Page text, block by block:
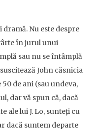
Nu este despre
în jurul unui
sau nu se întâmplă
John căsnicia
de ani (sau undeva,
dar vă spun că, dacă
ale lui J. Lo, sunteți cu
dacă suntem departe